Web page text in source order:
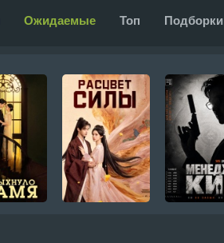
Ожидаемые Топ Подборки